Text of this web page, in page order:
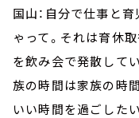
国山：自分で仕事と
ゃって。それは育休
を飲み会で発散して
族の時間は家族の時
いい時間を過ごした